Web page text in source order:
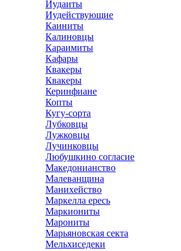
Иудаиты
Иудействующие
Каиниты
Калиновцы
Караимиты
Кафары
Квакеры
Квакеры
Керинфиане
Копты
Кугу-сорта
Лубковцы
Лужковцы
Лучинковцы
Любушкино согласие
Македонианство
Малеванщина
Манихейство
Маркелла ересь
Маркиониты
Марониты
Марьяновская секта
Мельхиседеки